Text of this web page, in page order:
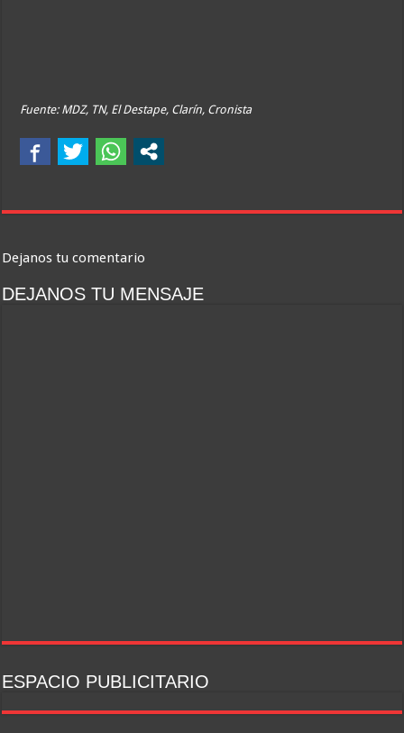
Fuente: MDZ, TN, El Destape, Clarín, Cronista
Dejanos tu comentario
DEJANOS TU MENSAJE
ESPACIO PUBLICITARIO